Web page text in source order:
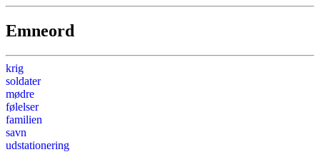
Emneord
krig
soldater
mødre
følelser
familien
savn
udstationering